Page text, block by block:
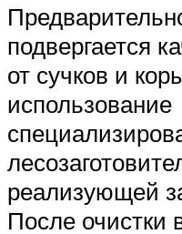
подвергается
от сучков и
использование
реализующей
После очистки